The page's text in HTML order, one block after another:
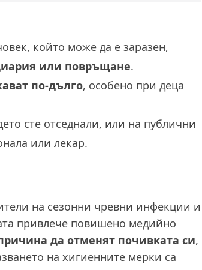
който може да е заразен,
или повръщане.
по-дълго, особено при деца
сте отседнали, или на публични
или лекар.
на сезонни чревни инфекции и
привлече повишено медийно
да отменят почивката си,
на хигиенните мерки са